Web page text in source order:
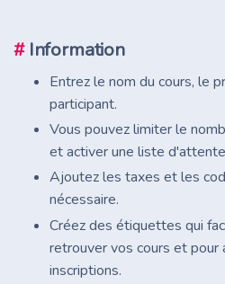
# Information
Entrez le nom du cours, le
participant.
Vous pouvez limiter le
et activer une liste
Ajoutez les taxes et les
nécessaire.
Créez des étiquettes qui
retrouver vos cours et pour
inscriptions.